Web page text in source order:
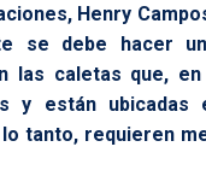
Henry
se debe hacer
las caletas que,
y están ubicadas
tanto, requieren